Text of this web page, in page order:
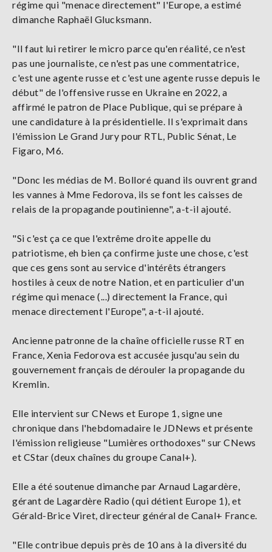
régime qui "menace directement" l'Europe, a estimé
dimanche Raphaël Glucksmann.
"Il faut lui retirer le micro parce qu'en réalité, ce n'est
pas une journaliste, ce n'est pas une commentatrice,
c'est une agente russe et c'est une agente russe depuis le
début" de l'offensive russe en Ukraine en 2022, a
affirmé le patron de Place Publique, qui se prépare à
une candidature à la présidentielle. Il s'exprimait dans
l'émission Le Grand Jury pour RTL, Public Sénat, Le
Figaro, M6.
"Donc les médias de M. Bolloré quand ils ouvrent grand
les vannes à Mme Fedorova, ils se font les caisses de
relais de la propagande poutinienne", a-t-il ajouté.
"Si c'est ça ce que l'extrême droite appelle du
patriotisme, eh bien ça confirme juste une chose, c'est
que ces gens sont au service d'intérêts étrangers
hostiles à ceux de notre Nation, et en particulier d'un
régime qui menace (...) directement la France, qui
menace directement l'Europe", a-t-il ajouté.
Ancienne patronne de la chaîne officielle russe RT en
France, Xenia Fedorova est accusée jusqu'au sein du
gouvernement français de dérouler la propagande du
Kremlin.
Elle intervient sur CNews et Europe 1, signe une
chronique dans l'hebdomadaire le JDNews et présente
l'émission religieuse "Lumières orthodoxes" sur CNews
et CStar (deux chaînes du groupe Canal+).
Elle a été soutenue dimanche par Arnaud Lagardère,
gérant de Lagardère Radio (qui détient Europe 1), et
Gérald-Brice Viret, directeur général de Canal+ France.
"Elle contribue depuis près de 10 ans à la diversité du